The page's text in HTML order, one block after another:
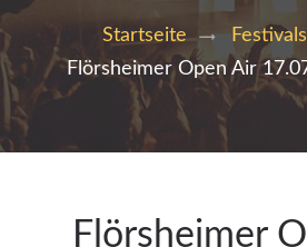
Startseite
Flörsheimer Open Air
Flörsheimer